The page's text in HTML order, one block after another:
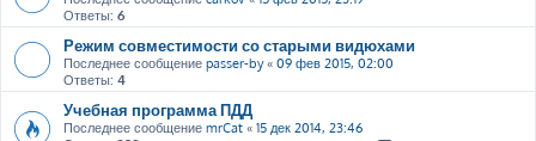
Ответы: 6
Режим совместимости со старыми видюхами
Последнее сообщение passer-by« 09 фев 2015, 02:00
Ответы: 4
Учебная программа ПДД
Последнее сообщение mrCat « 15 дек 2014, 23:46